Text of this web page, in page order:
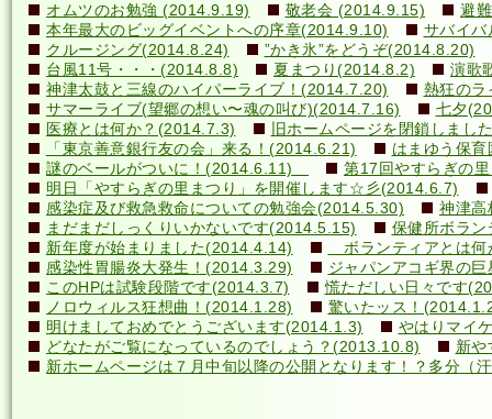
オムツのお勉強 (2014.9.19)
敬老会 (2014.9.15)
避
本年最大のビッグイベントへの序章(2014.9.10)
サバイ
クルージング(2014.8.24)
”かき氷”をどうぞ(2014.8.20)
台風11号・・・(2014.8.8)
夏まつり(2014.8.2)
演歌
神津太鼓と三線のハイパーライブ！(2014.7.20)
熱狂の
サマーライブ(望郷の想い〜魂の叫び)(2014.7.16)
七夕
医療とは何か？(2014.7.3)
旧ホームページを閉鎖しまし
「東京善意銀行友の会」来る！(2014.6.21)
はまゆう保
謎のベールがついに！(2014.6.11)
第17回やすらぎの
明日「やすらぎの里まつり」を開催します☆彡(2014.6.7)
感染症及び救急救命についての勉強会(2014.5.30)
神津高
まだまだしっくりいかないです(2014.5.15)
保健所ボラ
新年度が始まりました(2014.4.14)
ボランティアとは
感染性胃腸炎大発生！(2014.3.29)
ジャパンアコギ界の
このHPは試験段階です(2014.3.7)
慌ただしい日々です
ノロウィルス狂想曲！(2014.1.28)
驚いたッス！
明けましておめでとうございます(2014.1.3)
やはりマイ
どなたがご覧になっているのでしょう？(2013.10.8)
新や
新ホームページは７月中旬以降の公開となります！？多分